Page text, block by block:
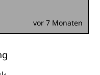
vor 7 Monaten